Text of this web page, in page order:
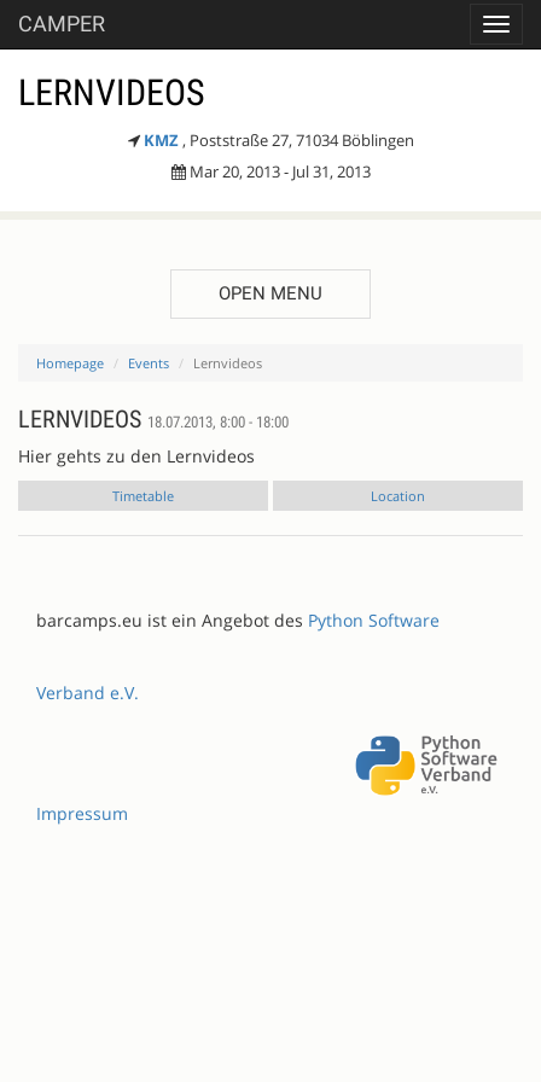
CAMPER
LERNVIDEOS
KMZ , Poststraße 27, 71034 Böblingen
Mar 20, 2013 - Jul 31, 2013
OPEN MENU
Homepage Events Lernvideos
LERNVIDEOS 18.07.2013, 8:00 - 18:00
Hier gehts zu den Lernvideos
Timetable Location
barcamps.eu ist ein Angebot des Python Software
Verband e.V.
Impressum